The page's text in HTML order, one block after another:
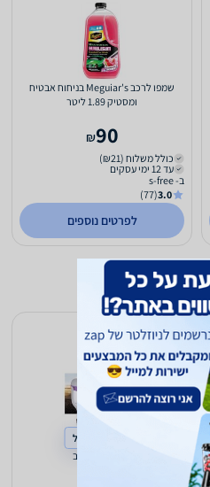
שמפו לרכב Meguiar's בניחוח אבטיח
ומסטיק 1.89 ליטר
90
₪
כולל משלוח (₪21)
עד 12 ימי עסקים
ב- s-free
3.0
(77)
לפרטים נוספים
קנייה מחו"ל
מפיץ ריח לרכב